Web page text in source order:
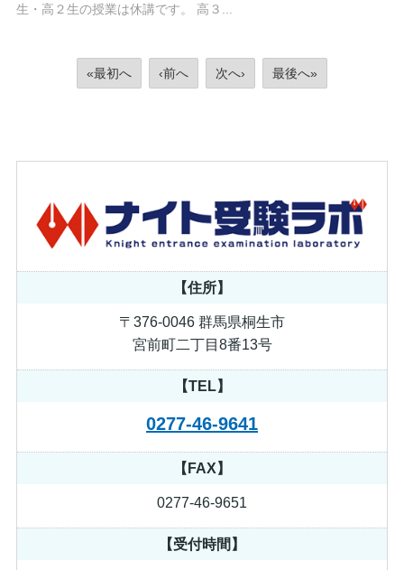
生・高２生の授業は休講です。 高３...
«最初へ ‹前へ 次へ› 最後へ»
【住所】
〒376-0046 群馬県桐生市
宮前町二丁目8番13号
【TEL】
0277-46-9641
【FAX】
0277-46-9651
【受付時間】